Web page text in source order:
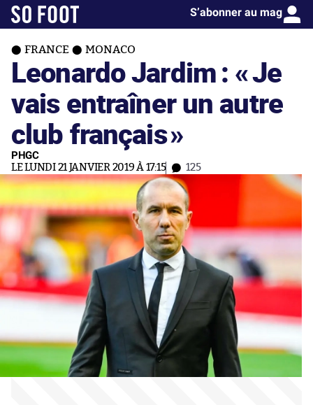
S’abonner au mag
FRANCE MONACO
Leonardo Jardim : «Je
vais entraîner un autre
club français»
PHGC
LE LUNDI 21 JANVIER 2019 À 17:15 125